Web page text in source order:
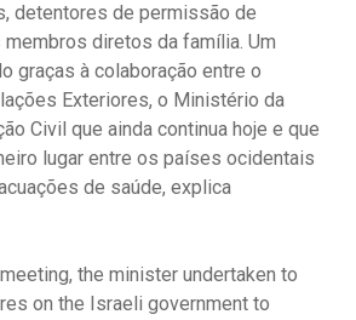
detentores de permissão de
diretos da família. Um
graças à colaboração entre o
Exteriores, o Ministério da
Civil que ainda continua hoje e que
lugar entre os países ocidentais
de saúde, explica
the minister undertaken to
on the Israeli government to